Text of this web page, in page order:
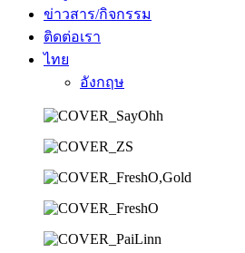
ข่าวสาร/กิจกรรม
ติดต่อเรา
ไทย
อังกฤษ